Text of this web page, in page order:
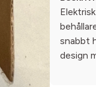
snabbt
design